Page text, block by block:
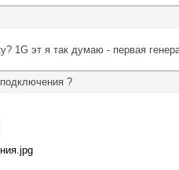
1G эт я так думаю - первая
?